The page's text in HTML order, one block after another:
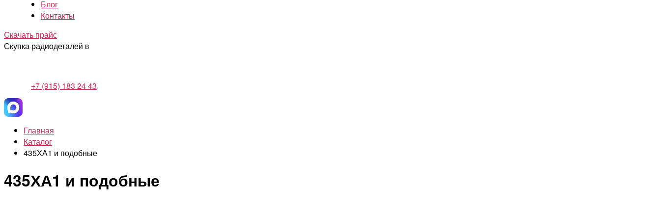
Блог
Контакты
Скачать прайс
Скупка радиодеталей в
+7 (915) 183 24 43
Главная
Каталог
435ХА1 и подобные
435ХА1 и подобные